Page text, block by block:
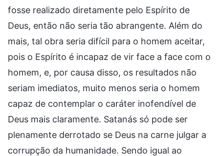
fosse realizado diretamente pelo Espírito de
Deus, então não seria tão abrangente. Além do
mais, tal obra seria difícil para o homem aceitar,
pois o Espírito é incapaz de vir face a face com o
homem, e, por causa disso, os resultados não
seriam imediatos, muito menos seria o homem
capaz de contemplar o caráter inofendível de
Deus mais claramente. Satanás só pode ser
plenamente derrotado se Deus na carne julgar a
corrupção da humanidade. Sendo igual ao